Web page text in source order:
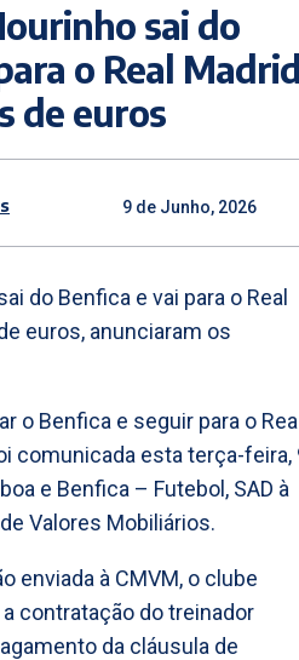
sai do
o Real
de euros
9 de Junho, 2026
do Benfica e vai para o Real
euros, anunciaram os
o Benfica e seguir para o
comunicada esta terça-feira,
e Benfica – Futebol, SAD à
Valores Mobiliários.
enviada à CMVM, o clube
contratação do treinador
da cláusula de